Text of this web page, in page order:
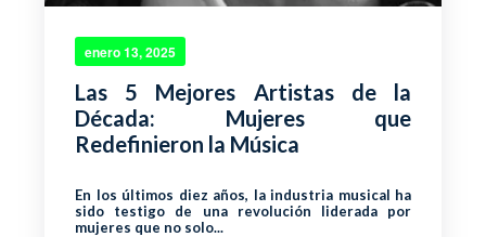
enero 13, 2025
Las 5 Mejores Artistas de la
Década: Mujeres que
Redefinieron la Música
En los últimos diez años, la industria musical ha
sido testigo de una revolución liderada por
mujeres que no solo...